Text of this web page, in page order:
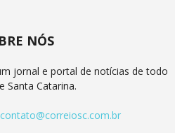
NÓS
jornal e portal de notícias de todo
Santa Catarina.
contato@correiosc.com.br